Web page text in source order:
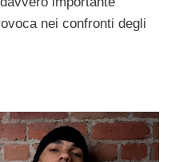
nei confronti degli